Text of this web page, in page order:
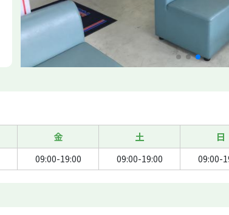
金 土 日
09:00-19:00 09:00-19:00 09:00-